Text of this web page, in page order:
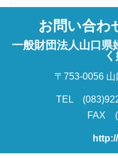
お問い合わ
一般財団法人山口県
〒753-0056
TEL
FAX